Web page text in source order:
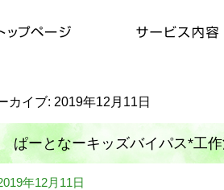
カイブ: 2019年12月11日
ぱーとなーキッズバイパス*工
年12月11日